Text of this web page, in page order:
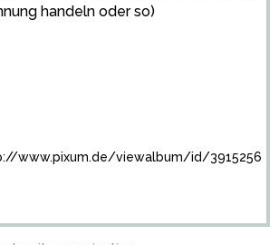
handeln oder so)
www.pixum.de/viewalbum/id/3915256